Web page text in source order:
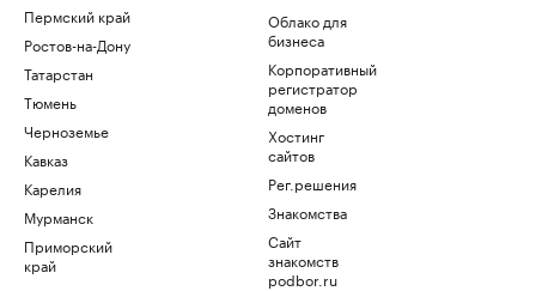
Пермский край
Ростов-на-Дону
Татарстан
Тюмень
Черноземье
Кавказ
Карелия
Мурманск
Приморский
край
Облако для
бизнеса
Корпоративный
регистратор
доменов
Хостинг
сайтов
Рег.решения
Знакомства
Сайт
знакомств
podbor.ru